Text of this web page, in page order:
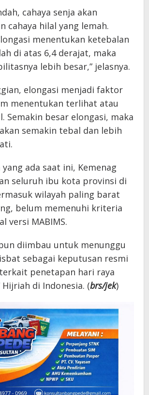
cahaya senja akan
cahaya hilal yang lemah.
menentukan ketebalan
di atas 6,4 derajat, maka
lebih besar,” jelasnya.
elongasi menjadi faktor
menentukan terlihat atau
Semakin besar elongasi, maka
semakin tebal dan lebih
ada saat ini, Kemenag
seluruh ibu kota provinsi di
wilayah paling barat
belum memenuhi kriteria
versi MABIMS.
diimbau untuk menunggu
sebagai keputusan resmi
penetapan hari raya
di Indonesia. (brs/jek)